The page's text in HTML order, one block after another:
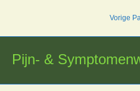
inhoud
Vorige
Pijn- &